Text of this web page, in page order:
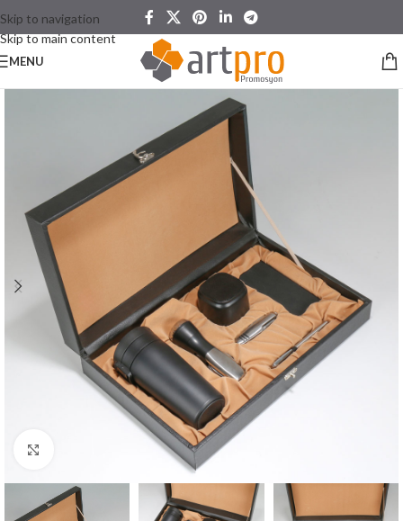
Skip to navigation
Skip to main content
MENU